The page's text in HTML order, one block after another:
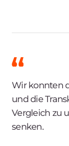
Wir konnten
und die
Vergleich zu
senken.